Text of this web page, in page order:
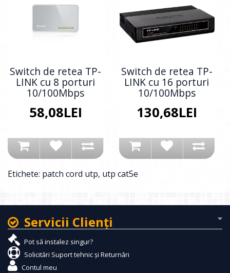
Switch de retea TP-
LINK cu 8 porturi
10/100Mbps
58,08LEI
Switch de retea TP-
LINK cu 16 porturi
10/100Mbps
130,68LEI
Etichete: patch cord utp, utp cat5e
Servicii Clienţi
Pot să instalez singur?
Solicitări Suport tehnic și Returnări
Contul meu